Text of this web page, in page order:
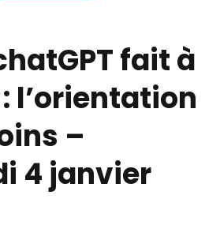
fait à
l’orientation
–
4 janvier